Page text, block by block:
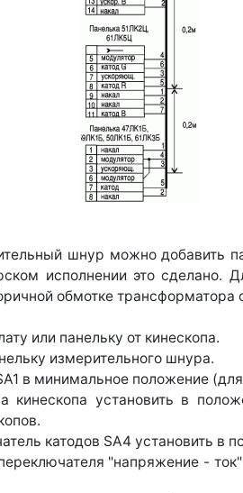
шнур можно добавить
исполнении это сделано.
обмотке
или панельку от кинескопа.
измерительного шнура.
в минимальное положение
установить в
катодов SA4 установить в
"напряжение -